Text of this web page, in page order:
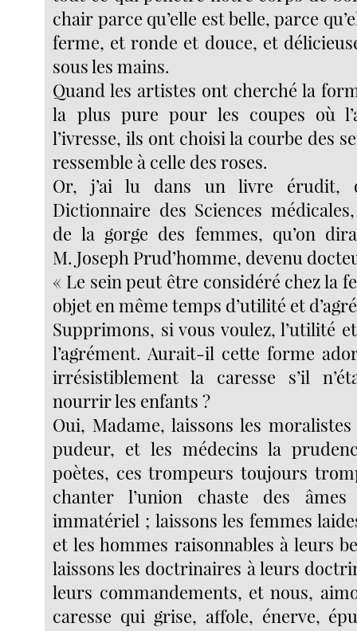
chair parce qu’elle est belle, parce
ferme, et ronde et douce, et
sous les mains.
Quand les artistes ont cherché la
la plus pure pour les coupes où
l’ivresse, ils ont choisi la courbe des
ressemble à celle des roses.
Or, j’ai lu dans un livre érudit,
Dictionnaire des Sciences
de la gorge des femmes, qu’on
M. Joseph Prud’homme, devenu
« Le sein peut être considéré chez la
objet en même temps d’utilité et
Supprimons, si vous voulez, l’utilité
l’agrément. Aurait-il cette forme
irrésistiblement la caresse s’il
nourrir les enfants ?
Oui, Madame, laissons les
pudeur, et les médecins la
poètes, ces trompeurs toujours
chanter l’union chaste des
immatériel ; laissons les femmes
et les hommes raisonnables à leurs
laissons les doctrinaires à leurs
leurs commandements, et nous,
caresse qui grise, affole, énerve,